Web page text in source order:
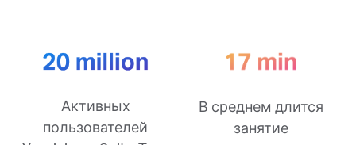
Активных
пользователей
В среднем длится
занятие